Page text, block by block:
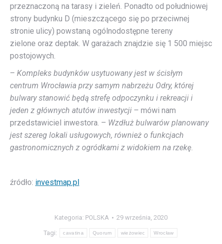
przeznaczoną na tarasy i zieleń. Ponadto od południowej
strony budynku D (mieszczącego się po przeciwnej
stronie ulicy) powstaną ogólnodostępne tereny
zielone oraz deptak. W garażach znajdzie się 1 500 miejsc
postojowych.
– Kompleks budynków usytuowany jest w ścisłym
centrum Wrocławia przy samym nabrzeżu Odry, której
bulwary stanowić będą strefę odpoczynku i rekreacji i
jeden z głównych atutów inwestycji – mówi nam
przedstawiciel inwestora. – Wzdłuż bulwarów planowany
jest szereg lokali usługowych, również o funkcjach
gastronomicznych z ogródkami z widokiem na rzekę.
źródło: investmap.pl
Kategoria: POLSKA 29 września, 2020
Tagi: cavatina Quorum wieżowiec Wrocław